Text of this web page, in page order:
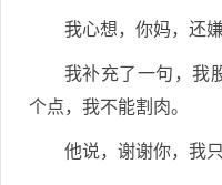
我心想，你妈，还嫌
我补充了一句，我
个点，我不能割肉。
他说，谢谢你，我